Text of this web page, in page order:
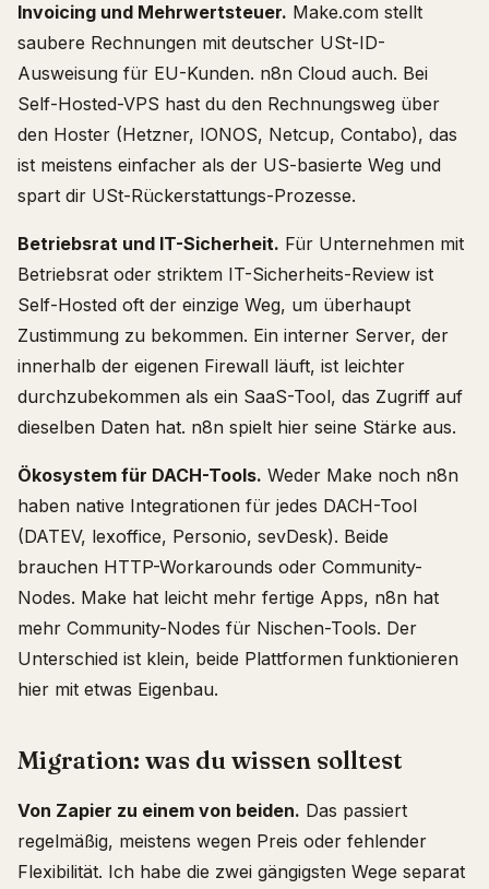
Invoicing und Mehrwertsteuer. Make.com stellt
saubere Rechnungen mit deutscher USt-ID-
Ausweisung für EU-Kunden. n8n Cloud auch. Bei
Self-Hosted-VPS hast du den Rechnungsweg über
den Hoster (Hetzner, IONOS, Netcup, Contabo), das
ist meistens einfacher als der US-basierte Weg und
spart dir USt-Rückerstattungs-Prozesse.
Betriebsrat und IT-Sicherheit. Für Unternehmen mit
Betriebsrat oder striktem IT-Sicherheits-Review ist
Self-Hosted oft der einzige Weg, um überhaupt
Zustimmung zu bekommen. Ein interner Server, der
innerhalb der eigenen Firewall läuft, ist leichter
durchzubekommen als ein SaaS-Tool, das Zugriff auf
dieselben Daten hat. n8n spielt hier seine Stärke aus.
Ökosystem für DACH-Tools. Weder Make noch n8n
haben native Integrationen für jedes DACH-Tool
(DATEV, lexoffice, Personio, sevDesk). Beide
brauchen HTTP-Workarounds oder Community-
Nodes. Make hat leicht mehr fertige Apps, n8n hat
mehr Community-Nodes für Nischen-Tools. Der
Unterschied ist klein, beide Plattformen funktionieren
hier mit etwas Eigenbau.
Migration: was du wissen solltest
Von Zapier zu einem von beiden. Das passiert
regelmäßig, meistens wegen Preis oder fehlender
Flexibilität. Ich habe die zwei gängigsten Wege separat